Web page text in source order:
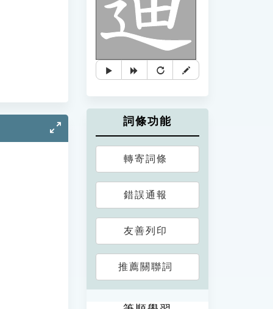
詞條功能
轉寄詞條
錯誤通報
友善列印
推薦關聯詞